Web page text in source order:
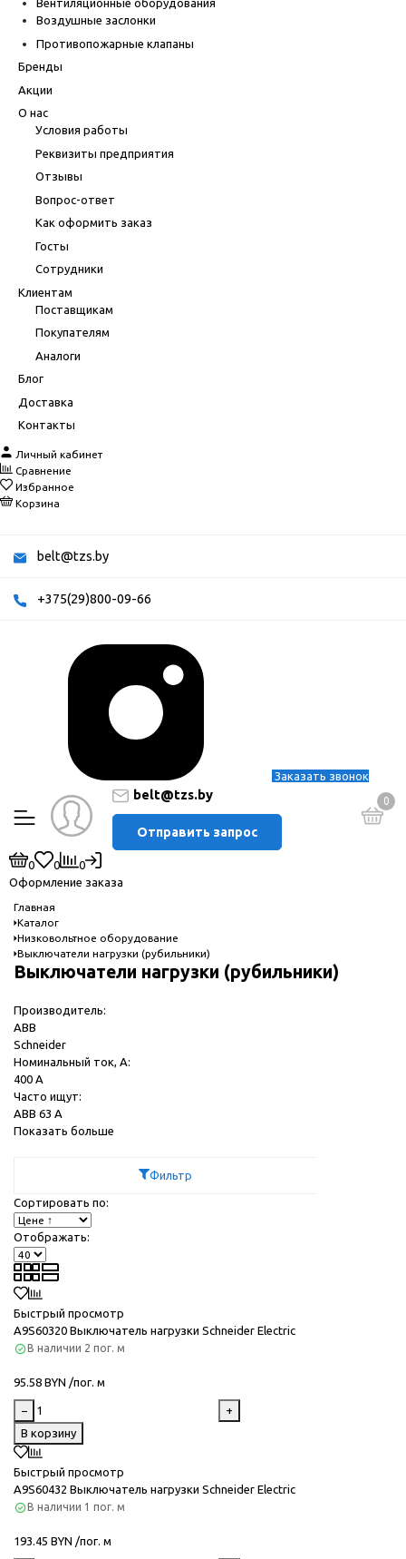
Вентиляционные оборудования
Воздушные заслонки
Противопожарные клапаны
Бренды
Акции
О нас
Условия работы
Реквизиты предприятия
Отзывы
Вопрос-ответ
Как оформить заказ
Госты
Сотрудники
Клиентам
Поставщикам
Покупателям
Аналоги
Блог
Доставка
Контакты
Личный кабинет
Сравнение
Избранное
Корзина
belt@tzs.by
+375(29)800-09-66
Заказать звонок
belt@tzs.by
Отправить запрос
0
0 0
0
Оформление заказа
Главная
Каталог
Низковольтное оборудование
Выключатели нагрузки (рубильники)
Выключатели нагрузки (рубильники)
Производитель:
ABB
Schneider
Номинальный ток, А:
400 A
Часто ищут:
ABB 63 А
Показать больше
Фильтр
Сортировать по:
Отображать:
Быстрый просмотр
A9S60320 Выключатель нагрузки Schneider Electric
В наличии 2 пог. м
95.58 BYN /пог. м
−
+
В корзину
Быстрый просмотр
A9S60432 Выключатель нагрузки Schneider Electric
В наличии 1 пог. м
193.45 BYN /пог. м